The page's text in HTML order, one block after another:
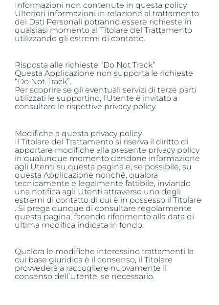
Informazioni non contenute in questa policy
Ulteriori informazioni in relazione al trattamento
dei Dati Personali potranno essere richieste in
qualsiasi momento al Titolare del Trattamento
utilizzando gli estremi di contatto.
Risposta alle richieste “Do Not Track”
Questa Applicazione non supporta le richieste
“Do Not Track”.
Per scoprire se gli eventuali servizi di terze parti
utilizzati le supportino, l’Utente è invitato a
consultare le rispettive privacy policy.
Modifiche a questa privacy policy
Il Titolare del Trattamento si riserva il diritto di
apportare modifiche alla presente privacy policy
in qualunque momento dandone informazione
agli Utenti su questa pagina e, se possibile, su
questa Applicazione nonché, qualora
tecnicamente e legalmente fattibile, inviando
una notifica agli Utenti attraverso uno degli
estremi di contatto di cui è in possesso il Titolare
. Si prega dunque di consultare regolarmente
questa pagina, facendo riferimento alla data di
ultima modifica indicata in fondo.
Qualora le modifiche interessino trattamenti la
cui base giuridica è il consenso, il Titolare
provvederà a raccogliere nuovamente il
consenso dell’Utente, se necessario.